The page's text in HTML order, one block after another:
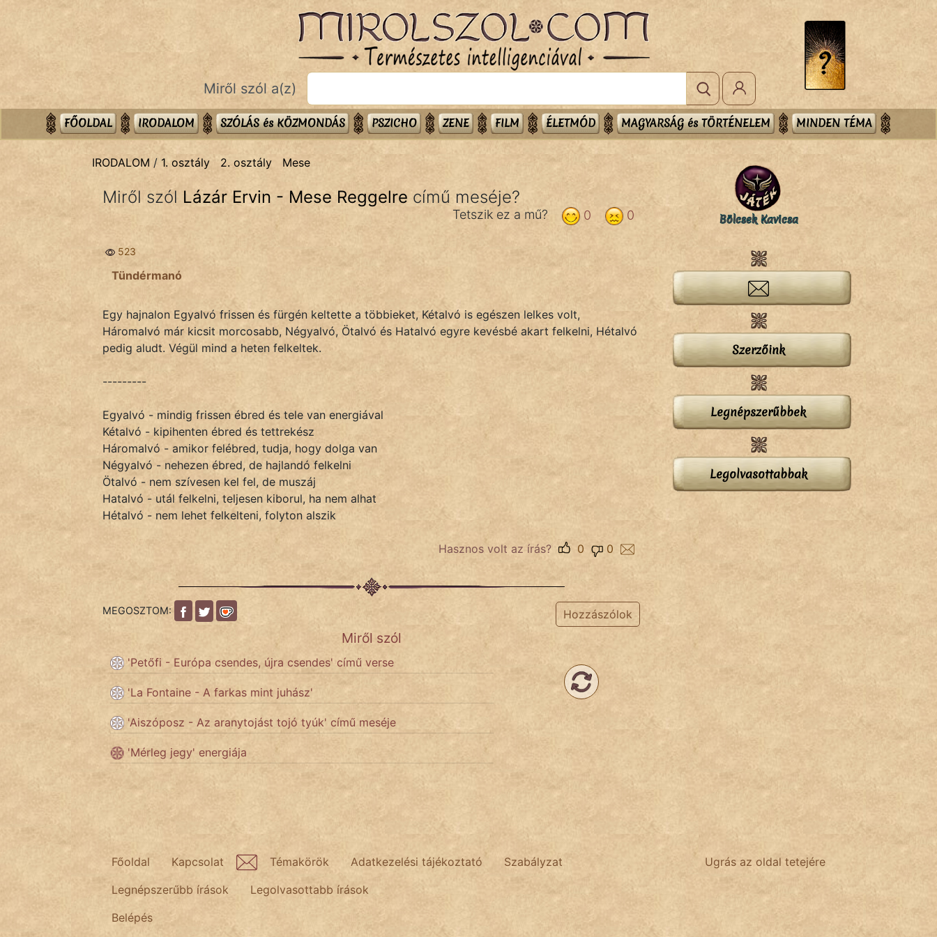
Dráma
Eposz
Kötelező
Monda
Regény
Vers
KÖZMONDÁS
Népszerű szerzőink:
fantom
Miről szól a(z)
FŐOLDAL IRODALOM SZÓLÁS és KÖZMONDÁS PSZICHO ZENE FILM ÉLETMÓD MAGYARSÁG és TÖRTÉNELEM MINDEN TÉMA
IRODALOM / 1. osztály 2. osztály Mese
Miről szól Lázár Ervin - Mese Reggelre című meséje?
0
0
Tetszik ez a mű?
523
Tündérmanó
Egy hajnalon Egyalvó frissen és fürgén keltette a többieket, Kétalvó is egészen lelkes volt,
Háromalvó már kicsit morcosabb, Négyalvó, Ötalvó és Hatalvó egyre kevésbé akart felkelni, Hétalvó
pedig aludt. Végül mind a heten felkeltek.
---------
Egyalvó - mindig frissen ébred és tele van energiával
Kétalvó - kipihenten ébred és tettrekész
Háromalvó - amikor felébred, tudja, hogy dolga van
Négyalvó - nehezen ébred, de hajlandó felkelni
Ötalvó - nem szívesen kel fel, de muszáj
Hatalvó - utál felkelni, teljesen kiborul, ha nem alhat
Hétalvó - nem lehet felkelteni, folyton alszik
Hasznos volt az írás? 0
0
MEGOSZTOM: Hozzászólok
Miről szól
'Petőfi - Európa csendes, újra csendes' című verse
'La Fontaine - A farkas mint juhász'
'Aiszóposz - Az aranytojást tojó tyúk' című meséje
'Mérleg jegy' energiája
Bölcsek Kavicsa
Szerzőink
Legnépszerűbbek
Legolvasottabbak
Ugrás az oldal tetejére
Főoldal Kapcsolat Témakörök Adatkezelési tájékoztató
Szabályzat
Legnépszerűbb írások
Legolvasottabb írások
Belépés